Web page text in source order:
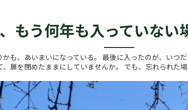
もう何年も入っていない
も、あいまいになっている。 最後に入ったのが、いつ
扉を閉めたままにしていませんか。 でも、忘れられた